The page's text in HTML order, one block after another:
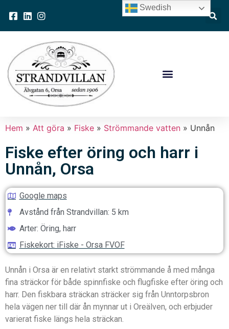
Hem » Att göra » Fiske » Strömmande vatten » Unnån
Fiske efter öring och harr i
Unnån, Orsa
Google maps
Avstånd från Strandvillan: 5 km
Arter: Öring, harr
Fiskekort: iFiske - Orsa FVOF
Unnån i Orsa är en relativt starkt strömmande å med många
fina sträckor för både spinnfiske och flugfiske efter öring och
harr. Den fiskbara sträckan sträcker sig från Unntorpsbron
hela vägen ner till där ån mynnar ut i Oreälven, och erbjuder
varierat fiske längs hela sträckan.
Swedish